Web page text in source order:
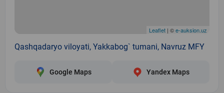
Leaflet | ©e-auksion.uz
Qashqadaryo viloyati, Yakkabog` tumani, Navruz MFY
Google Maps Yandex Maps